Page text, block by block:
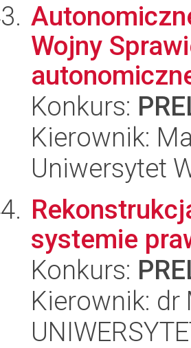
Wojny
Konkurs:
Kierownik:
Uniwersytet
systemie
Konkurs:
Kierownik: dr